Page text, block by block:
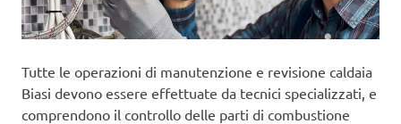
Tutte le operazioni di manutenzione e revisione caldaia
Biasi devono essere effettuate da tecnici specializzati, e
comprendono il controllo delle parti di combustione